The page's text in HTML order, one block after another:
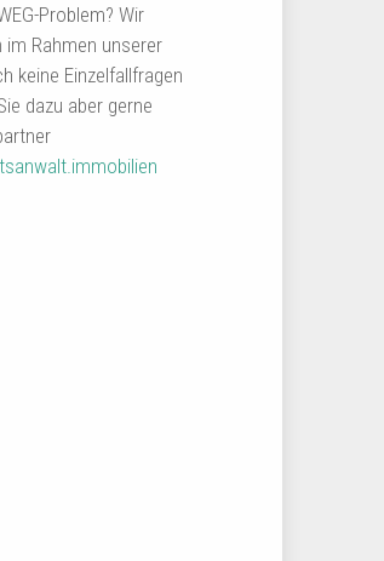
Problem? Wir
Rahmen unserer
keine Einzelfallfragen
dazu aber gerne